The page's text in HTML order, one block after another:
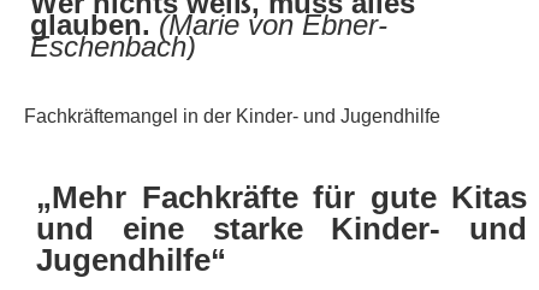
glauben. (Marie von Ebner-
Eschenbach)
Fachkräftemangel in der Kinder- und Jugendhilfe
„Mehr Fachkräfte für gute Kitas
und eine starke Kinder- und
Jugendhilfe“